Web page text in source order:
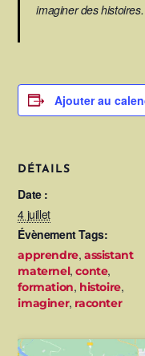
imaginer des histoires.
Ajouter au
DÉTAILS
Date :
4 juillet
Évènement Tags:
apprendre,assistant
maternel,conte,
formation, histoire,
imaginer, raconter